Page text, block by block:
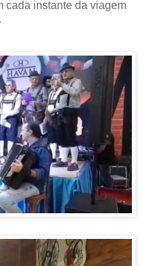
cada instante da viagem